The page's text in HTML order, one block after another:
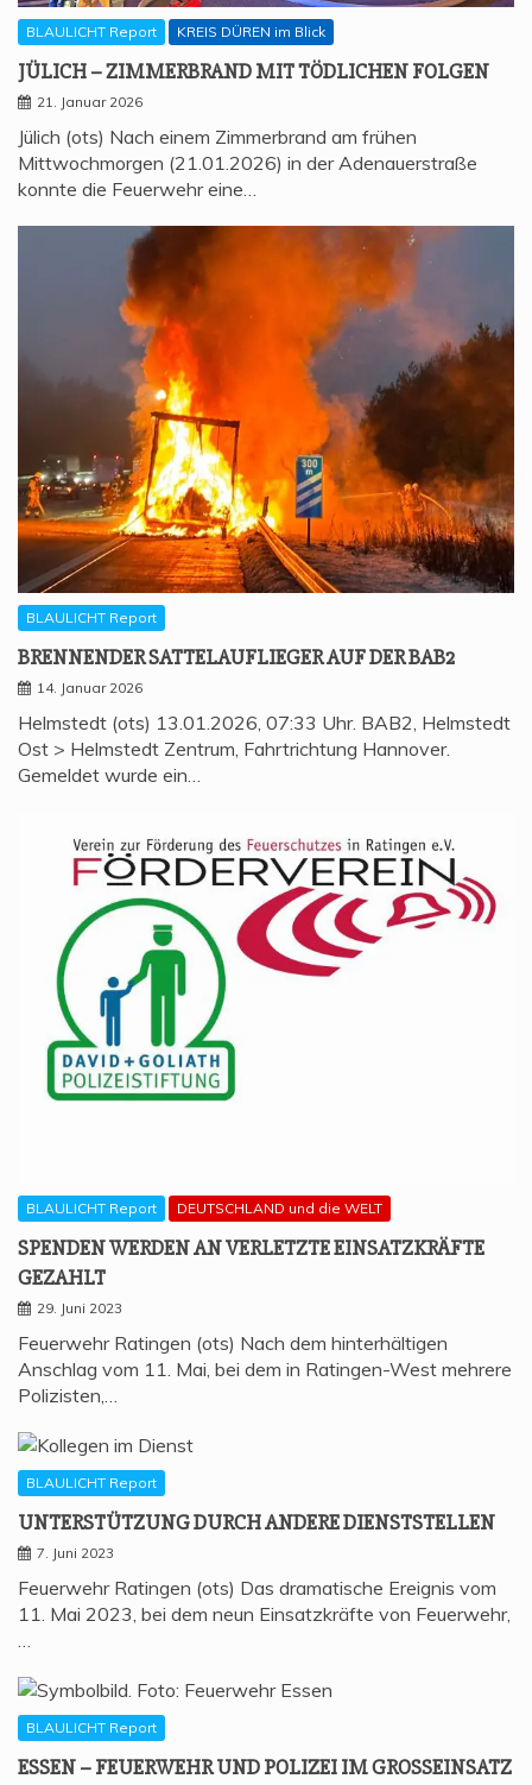
BLAULICHT Report KREIS DÜREN im Blick
JÜLICH – ZIM­MER­BRAND MIT TÖD­LI­CHEN FOLGEN
21. Januar 2026
Jülich (ots) Nach einem Zimmerbrand am frühen
Mittwochmorgen (21.01.2026) in der Adenauerstraße
konnte die Feuerwehr eine…
BLAULICHT Report
BREN­NEN­DER SAT­TEL­AUF­LIE­GER AUF DER BAB2
14. Januar 2026
Helmstedt (ots) 13.01.2026, 07:33 Uhr. BAB2, Helmstedt
Ost > Helmstedt Zentrum, Fahrtrichtung Hannover.
Gemeldet wurde ein…
BLAULICHT Report DEUTSCHLAND und die WELT
SPEN­DEN WER­DEN AN VER­LETZ­TE EIN­SATZ­KRÄF­TE
GEZAHLT
29. Juni 2023
Feuerwehr Ratingen (ots) Nach dem hinterhältigen
Anschlag vom 11. Mai, bei dem in Ratingen-West mehrere
Polizisten,…
BLAULICHT Report
UNTER­STÜT­ZUNG DURCH ANDE­RE DIENSTSTELLEN
7. Juni 2023
Feuerwehr Ratingen (ots) Das dramatische Ereignis vom
11. Mai 2023, bei dem neun Einsatzkräfte von Feuerwehr,
…
BLAULICHT Report
ESSEN – FEU­ER­WEHR UND POLI­ZEI IM GROSSEINSATZ